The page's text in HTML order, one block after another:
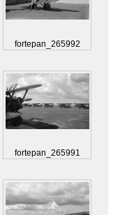
fortepan_265992
fortepan_265991